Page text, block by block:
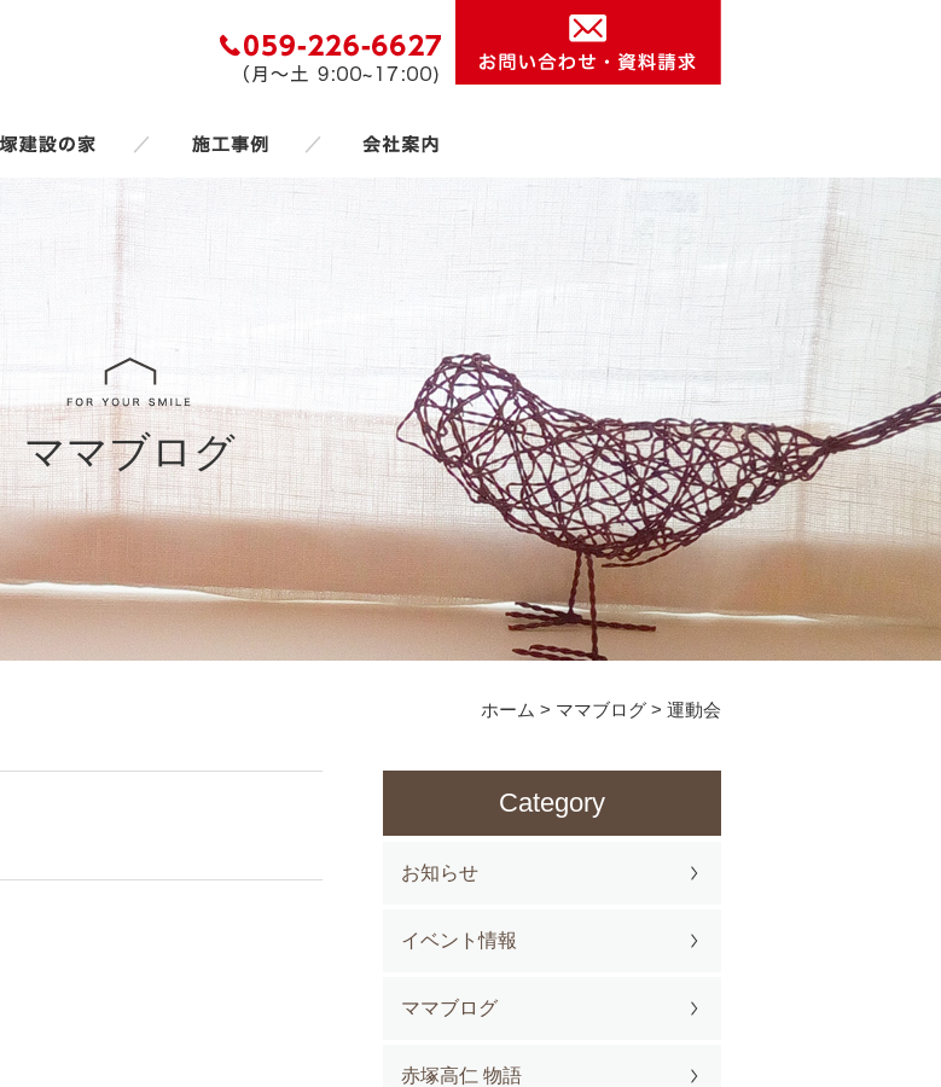
／ ／
ママブログ
ホーム > ママブログ > 運動会
Category
お知らせ
イベント情報
ママブログ
赤塚高仁 物語